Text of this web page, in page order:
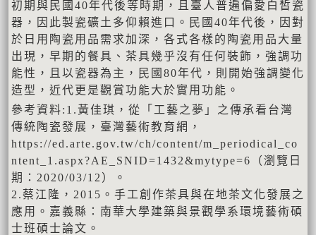
初期與民國40年代後等時期，且臺人普遍偏愛白皙瓷
器，因此製瓷礦土多仰賴進口。民國40年代後，因對
於日用陶瓷用品需求加深，各式各樣的陶瓷用品大量
出現，早期的餐具、茶具幾乎沒有任何裝飾，強調功
能性，且以瓷器為主，民國80年代，則開始強調變化
造型，近代更是觀賞功能大於實用功能。
參考資料:1.黃佳琪，從「工藝之夢」之傳承看台灣
傳統陶瓷發展，臺灣藝術教育網，
https://ed.arte.gov.tw/ch/content/m_periodical_co
ntent_1.aspx?AE_SNID=1432&mytype=6（瀏覽日
期：2020/03/12）。
2.蔡江隆，2015。手工創作茶具與在地茶文化發展之
應用。嘉義縣：南華大學建築與景觀學系環境藝術碩
士班碩士論文。